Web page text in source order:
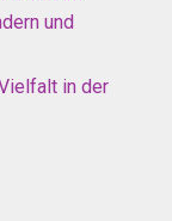
und
in der